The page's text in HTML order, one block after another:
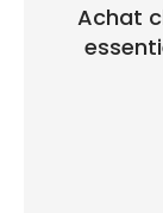
Achat